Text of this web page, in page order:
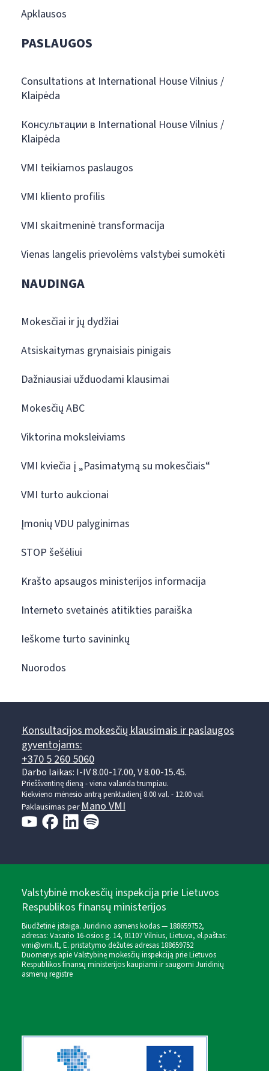
Apklausos
PASLAUGOS
Consultations at International House Vilnius /
Klaipėda
Консультации в International House Vilnius /
Klaipėda
VMI teikiamos paslaugos
VMI kliento profilis
VMI skaitmeninė transformacija
Vienas langelis prievolėms valstybei sumokėti
NAUDINGA
Mokesčiai ir jų dydžiai
Atsiskaitymas grynaisiais pinigais
Dažniausiai užduodami klausimai
Mokesčių ABC
Viktorina moksleiviams
VMI kviečia į „Pasimatymą su mokesčiais“
VMI turto aukcionai
Įmonių VDU palyginimas
STOP šešėliui
Krašto apsaugos ministerijos informacija
Interneto svetainės atitikties paraiška
Ieškome turto savininkų
Nuorodos
Konsultacijos mokesčių klausimais ir paslaugos
gyventojams:
+370 5 260 5060
Darbo laikas: I-IV 8.00-17.00, V 8.00-15.45.
Prieššventinę dieną - viena valanda trumpiau.
Kiekvieno mėnesio antrą penktadienį 8.00 val. - 12.00 val.
Paklausimas perMano VMI
Valstybinė mokesčių inspekcija prie Lietuvos
Respublikos finansų ministerijos
Biudžetinė įstaiga. Juridinio asmens kodas — 188659752,
adresas: Vasario 16-osios g. 14, 01107 Vilnius, Lietuva, el.paštas:
vmi@vmi.lt, E. pristatymo dėžutės adresas 188659752
Duomenys apie Valstybinę mokesčių inspekciją prie Lietuvos
Respublikos finansų ministerijos kaupiami ir saugomi Juridinių
asmenų registre